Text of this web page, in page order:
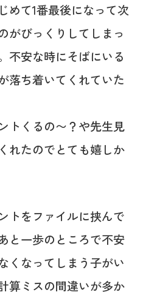
めて1番最後になって次
がびっくりしてしまっ
不安な時にそばにいる
落ち着いてくれていた
トくるの〜？や先生見
れたのでとても嬉しか
トをファイルに挟んで
と一歩のところで不安
くなってしまう子がい
算ミスの間違いが多か